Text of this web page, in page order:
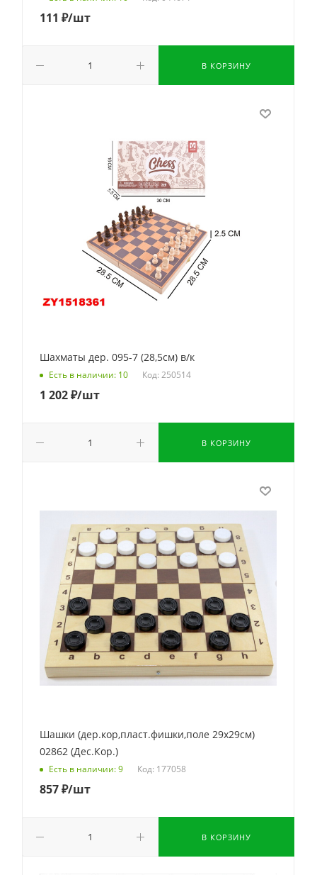
111 ₽/шт
В КОРЗИНУ
Шахматы дер. 095-7 (28,5см) в/к
Есть в наличии: 10 Код: 250514
1 202₽/шт
В КОРЗИНУ
Шашки (дер.кор,пласт.фишки,поле 29х29см)
02862 (Дес.Кор.)
Есть в наличии: 9 Код: 177058
857₽/шт
В КОРЗИНУ